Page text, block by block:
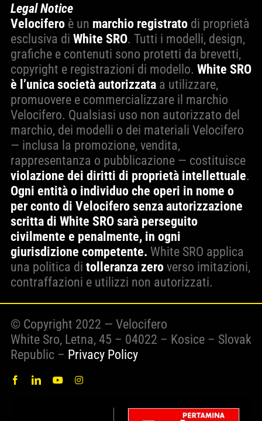
Legal Notice
Velocifero è un marchio registrato di proprietà
esclusiva di White SRO. Tutti i modelli, design,
grafiche e contenuti sono protetti da brevetti,
copyright e registrazioni di modello. White SRO
è l’unica società autorizzataa utilizzare,
promuovere e commercializzare il marchio
Velocifero. Qualsiasi uso non autorizzato del
marchio, dei modelli o dei materiali Velocifero
— inclusa la promozione, vendita,
rappresentanza o pubblicazione — costituisce
violazione dei diritti di proprietà intellettuale.
Ogni entità o individuo che operi in nome o
per conto di Velocifero senza autorizzazione
scritta di White SRO sarà perseguito
civilmente e penalmente, in ogni
giurisdizione competente. White SRO applica
una politica di tolleranza zero verso imitazioni,
contraffazioni e utilizzi non autorizzati.
© Copyright 2022 — Velocifero
White Sro, Letna, 45 – 04022 – Kosice – Slovak
Republic – Privacy Policy